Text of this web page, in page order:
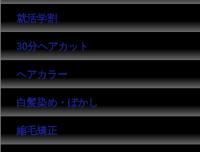
就活学割
30分ヘアカット
ヘアカラー
白髪染め・ぼかし
縮毛矯正